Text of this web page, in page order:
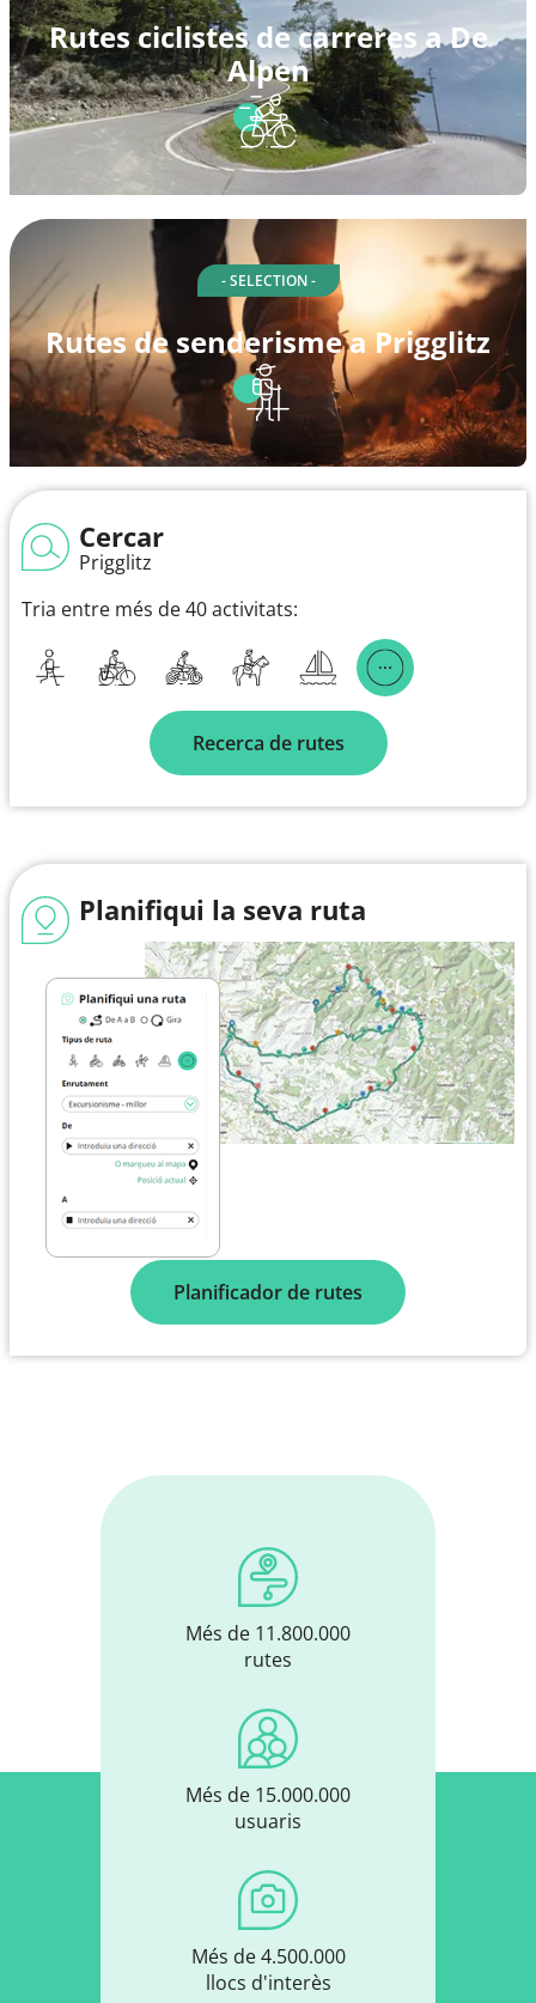
Rutes ciclistes de carreres a De
Alpen
- SELECTION -
Rutes de senderisme a Prigglitz
Cercar
Prigglitz
Tria entre més de 40 activitats:
Recerca de rutes
Planifiqui la seva ruta
Planificador de rutes
Més de 11.800.000
rutes
Més de 15.000.000
usuaris
Més de 4.500.000
llocs d'interès